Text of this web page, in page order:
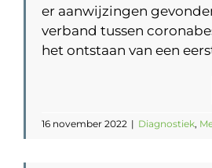
er aanwijzingen
verband tussen
het ontstaan van een
16 november 2022 | Diagnostiek,